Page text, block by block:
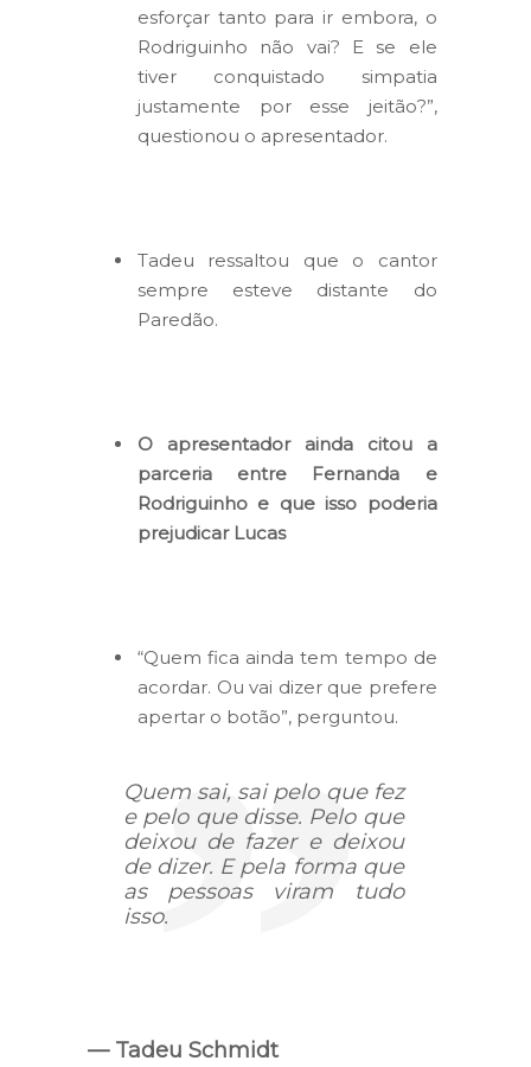
esforçar tanto para ir embora, o
Rodriguinho não vai? E se ele
tiver conquistado simpatia
justamente por esse jeitão?”,
questionou o apresentador.
Tadeu ressaltou que o cantor
sempre esteve distante do
Paredão.
O apresentador ainda citou a
parceria entre Fernanda e
Rodriguinho e que isso poderia
prejudicar Lucas
“Quem fica ainda tem tempo de
acordar. Ou vai dizer que prefere
apertar o botão”, perguntou.
Quem sai, sai pelo que fez
e pelo que disse. Pelo que
deixou de fazer e deixou
de dizer. E pela forma que
as pessoas viram tudo
isso.
— Tadeu Schmidt